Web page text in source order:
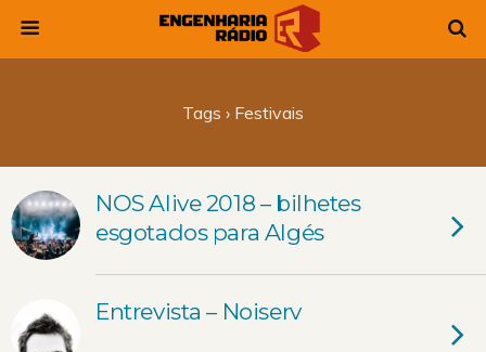
Tags › Festivais
NOS Alive 2018 – bilhetes
esgotados para Algés
Entrevista – Noiserv